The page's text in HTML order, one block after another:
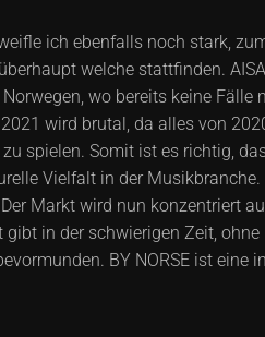
ich ebenfalls noch stark,
welche stattfinden.
wo bereits keine
wird brutal, da alles von
spielen. Somit ist es richtig,
Vielfalt in der
Markt wird nun konzentriert
in der schwierigen Zeit,
BY NORSE ist eine